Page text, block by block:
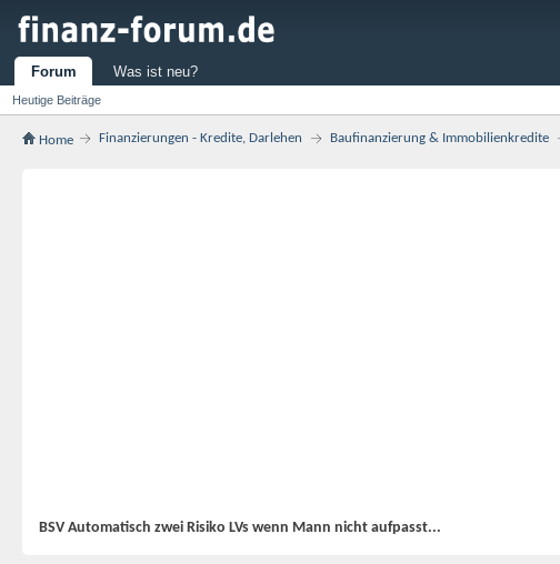
Forum
Heutige Beiträge
Was ist neu?
Home Finanzierungen - Kredite, Darlehen Baufinanzierung & Immobilienkredite
BSV Automatisch zwei Risiko LVs wenn Mann nicht aufpasst...